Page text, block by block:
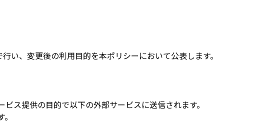
い、変更後の利用目的を本ポリシーにおいて公表します。
ス提供の目的で以下の外部サービスに送信されます。